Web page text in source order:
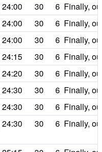
24:00 30 6 Finally,
24:00 30 6 Finally,
24:00 30 6 Finally,
24:15 30 6 Finally,
24:20 30 6 Finally,
24:30 30 6 Finally,
24:30 30 6 Finally,
24:30 30 6 Finally,